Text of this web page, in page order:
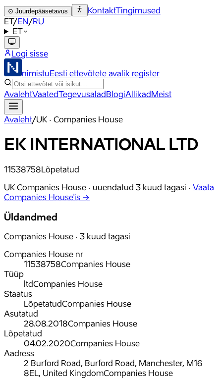
⊙ Juurdepääsetavus KontaktTingimused
ET/EN/RU
ET
Logi sisse
nimistuEesti ettevõtete avalik register
AvalehtVaatedTegevusaladBlogiAllikadMeist
Avaleht/UK · Companies House
EK INTERNATIONAL LTD
11538758Lõpetatud
UK Companies House · uuendatud 3 kuud tagasi · Vaata
Companies House'is →
Üldandmed
Companies House · 3 kuud tagasi
Companies House nr
11538758Companies House
Tüüp
ltdCompanies House
Staatus
LõpetatudCompanies House
Asutatud
28.08.2018Companies House
Lõpetatud
04.02.2020Companies House
Aadress
2 Burford Road, Burford Road, Manchester, M16
8EL, United KingdomCompanies House